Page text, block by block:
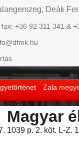
Zala
Deák
fax: +36 92 311 341 &
Magyar
1039 p. 2. köt. L-